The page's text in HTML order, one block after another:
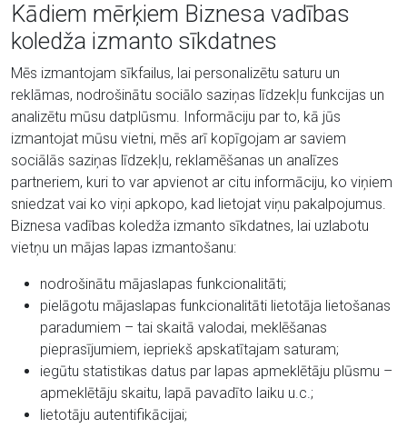
Kādiem mērķiem Biznesa vadības
koledža izmanto sīkdatnes
Mēs izmantojam sīkfailus, lai personalizētu saturu un
reklāmas, nodrošinātu sociālo saziņas līdzekļu funkcijas un
analizētu mūsu datplūsmu. Informāciju par to, kā jūs
izmantojat mūsu vietni, mēs arī kopīgojam ar saviem
sociālās saziņas līdzekļu, reklamēšanas un analīzes
partneriem, kuri to var apvienot ar citu informāciju, ko viņiem
sniedzat vai ko viņi apkopo, kad lietojat viņu pakalpojumus.
Biznesa vadības koledža izmanto sīkdatnes, lai uzlabotu
vietņu un mājas lapas izmantošanu:
nodrošinātu mājaslapas funkcionalitāti;
pielāgotu mājaslapas funkcionalitāti lietotāja lietošanas
paradumiem – tai skaitā valodai, meklēšanas
pieprasījumiem, iepriekš apskatītajam saturam;
iegūtu statistikas datus par lapas apmeklētāju plūsmu –
apmeklētāju skaitu, lapā pavadīto laiku u.c.;
lietotāju autentifikācijai;